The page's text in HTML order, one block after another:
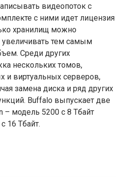
видеопоток с
с ними идет лицензия
хранилищ можно
увеличивать тем самым
Среди других
нескольких томов,
и виртуальных серверов,
замена диска и ряд других
Buffalo выпускает две
– модель 5200 с 8 Тбайт
16 Тбайт.